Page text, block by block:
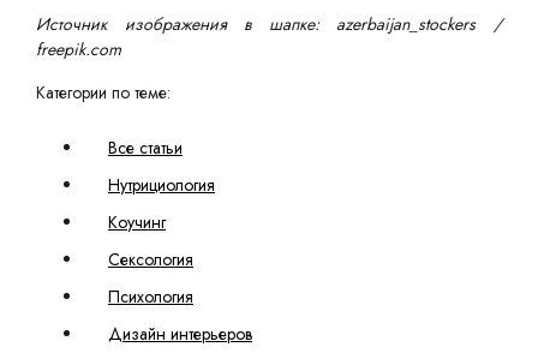
Источник изображения в шапке: azerbaijan_stockers /
freepik.com
Категории по теме:
Все статьи
Нутрициология
Коучинг
Сексология
Психология
Дизайн интерьеров